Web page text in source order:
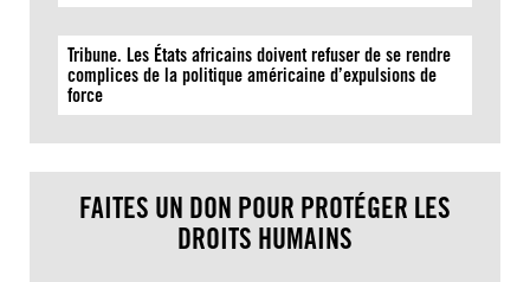
Tribune. Les États africains doivent refuser de se rendre
complices de la politique américaine d’expulsions de
force
FAITES UN DON POUR PROTÉGER LES
DROITS HUMAINS